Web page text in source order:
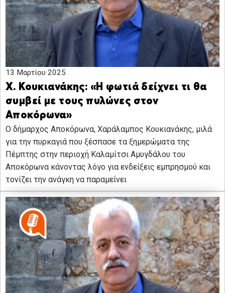
13 Μαρτίου 2025
Χ. Κουκιανάκης: «Η φωτιά δείχνει τι θα
συμβεί με τους πυλώνες στον
Αποκόρωνα»
O δήμαρχος Αποκόρωνα, Χαράλαμπος Κουκιανάκης, μιλά
για την πυρκαγιά που ξέσπασε τα ξημερώματα της
Πέμπτης στην περιοχή Καλαμίτσι Αμυγδάλου του
Αποκόρωνα κάνοντας λόγο για ενδείξεις εμπρησμού και
τονίζει την ανάγκη να παραμείνει